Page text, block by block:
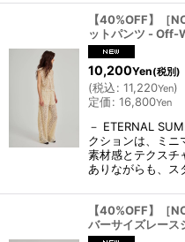
【40%OFF】［
ットパンツ - Off-
10,200Yen(税別)
(税込: 11,220Yen)
定価: 16,800Yen
－ ETERNAL
クションは、ミニ
素材感とテクスチ
ありながらも、
【40%OFF】［
バーサイズレー